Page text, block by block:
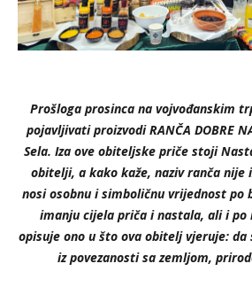
Prošloga prosinca na vojvođanskim
pojavljivati proizvodi RANČA DOBRE
Sela. Iza ove obiteljske priče stoji
obitelji, a kako kaže, naziv ranča nije
nosi osobnu i simboličnu vrijednost po
imanju cijela priča i nastala, ali i
opisuje ono u što ova obitelj vjeruje:
iz povezanosti sa zemljom,